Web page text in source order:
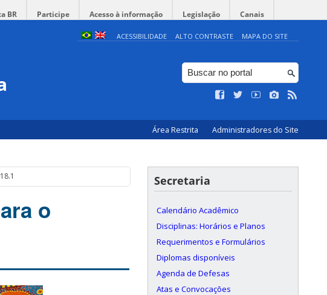
BR Participe Acesso à informação Legislação Canais
ACESSIBILIDADE ALTO CONTRASTE MAPA DO SITE
Área Restrita Administradores do Site
o
Secretaria
Calendário Acadêmico
Disciplinas: Horários e Planos
Requerimentos e Formulários
Diplomas disponíveis
Agenda de Defesas
Atas e Convocações